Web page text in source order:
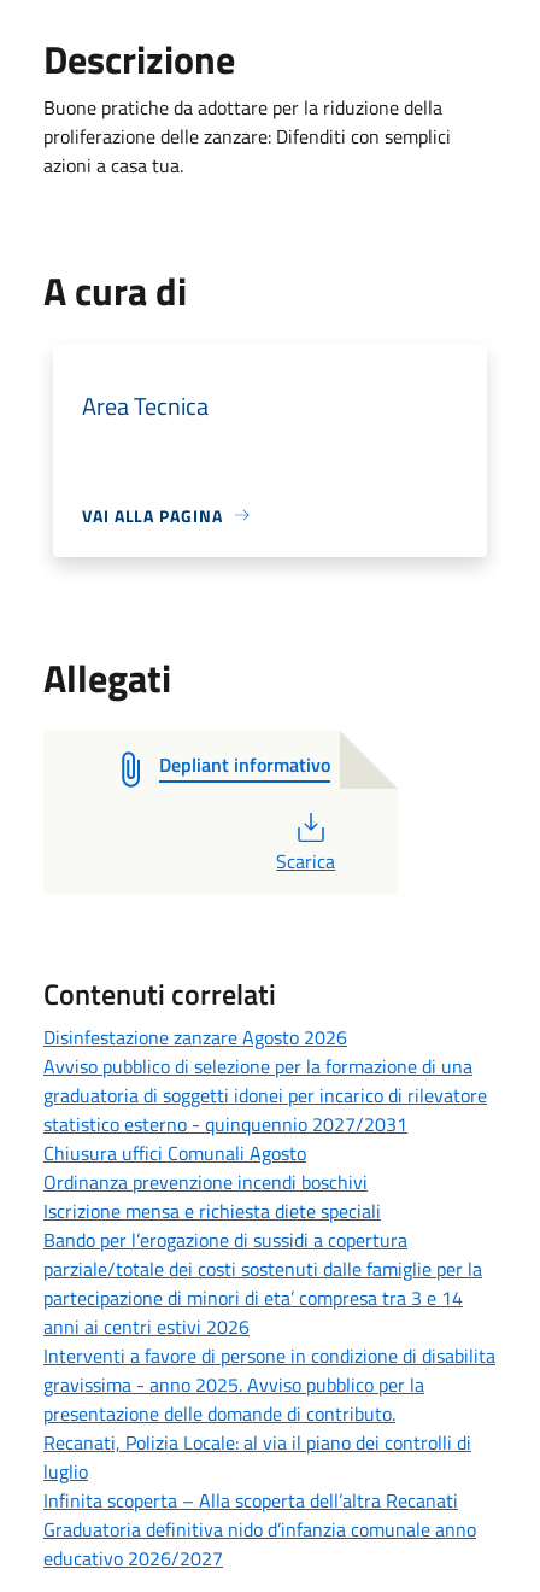
Descrizione
Buone pratiche da adottare per la riduzione della
proliferazione delle zanzare: Difenditi con semplici
azioni a casa tua.
A cura di
Area Tecnica
VAI ALLA PAGINA
Allegati
Depliant informativo
Scarica
Contenuti correlati
Disinfestazione zanzare Agosto 2026
Avviso pubblico di selezione per la formazione di una
graduatoria di soggetti idonei per incarico di rilevatore
statistico esterno - quinquennio 2027/2031
Chiusura uffici Comunali Agosto
Ordinanza prevenzione incendi boschivi
Iscrizione mensa e richiesta diete speciali
Bando per l’erogazione di sussidi a copertura
parziale/totale dei costi sostenuti dalle famiglie per la
partecipazione di minori di eta’ compresa tra 3 e 14
anni ai centri estivi 2026
Interventi a favore di persone in condizione di disabilita
gravissima - anno 2025. Avviso pubblico per la
presentazione delle domande di contributo.
Recanati, Polizia Locale: al via il piano dei controlli di
luglio
Infinita scoperta – Alla scoperta dell’altra Recanati
Graduatoria definitiva nido d’infanzia comunale anno
educativo 2026/2027